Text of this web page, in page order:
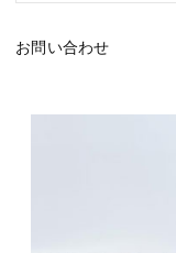
お問い合わせ